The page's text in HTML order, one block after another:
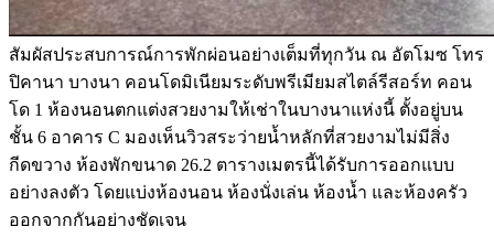
สัมผัสประสบการณ์การพักผ่อนอย่างเต็มที่ทุกวัน ณ อัตโมซ โทร
ปิคานา บางนา คอนโดมิเนียมระดับพรีเมียมสไตล์รีสอร์ท คอน
โด 1 ห้องนอนตกแต่งสวยงามให้เช่าในบางนาแห่งนี้ ตั้งอยู่บน
ชั้น 6 อาคาร C มองเห็นวิวสระว่ายน้ำหลักที่สวยงามไม่มีสิ่ง
กีดขวาง ห้องพักขนาด 26.2 ตารางเมตรนี้ได้รับการออกแบบ
อย่างลงตัว โดยแบ่งห้องนอน ห้องนั่งเล่น ห้องน้ำ และห้องครัว
ออกจากกันอย่างชัดเจน